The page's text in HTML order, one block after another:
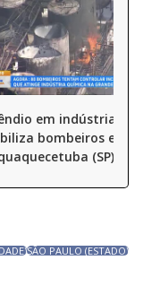
em indústria
bombeiros em
(SP)
SÃO PAULO (ESTADO)